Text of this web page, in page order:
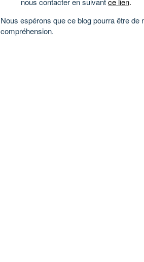
Nous espérons que ce blog pourra être
compréhension.